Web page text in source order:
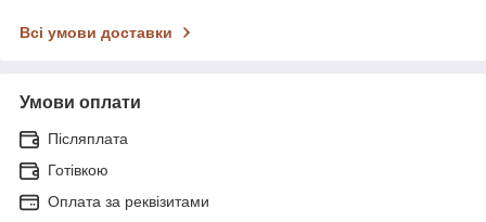
Всі умови доставки
Умови оплати
Післяплата
Готівкою
Оплата за реквізитами